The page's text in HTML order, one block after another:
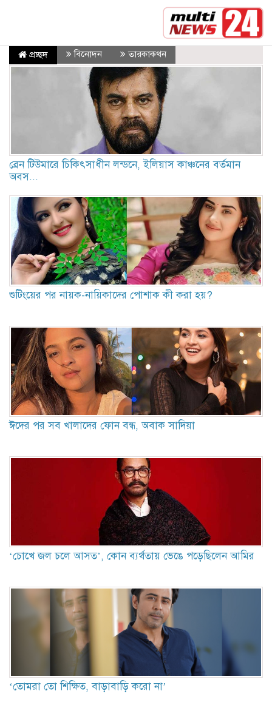
নাইটক্লাবে হামলার জেরে ইংলিশ স্ট্রাইকারের
প্রচ্ছদ বিনোদন তারকাকথন
ব্রেন টিউমারে চিকিৎসাধীন লন্ডনে, ইলিয়াস কাঞ্চনের বর্তমান
অবস...
শুটিংয়ের পর নায়ক-নায়িকাদের পোশাক কী করা হয়?
ঈদের পর সব খালাদের ফোন বন্ধ, অবাক সাদিয়া
‘চোখে জল চলে আসত’, কোন ব্যর্থতায় ভেঙে পড়েছিলেন আমির
‘তোমরা তো শিক্ষিত, বাড়াবাড়ি করো না’